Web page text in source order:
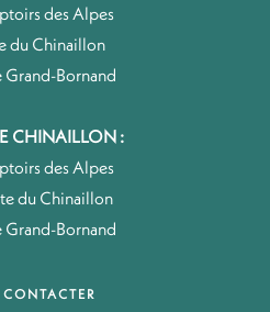
des Alpes
du Chinaillon
Bornand
CHINAILLON :
des Alpes
du Chinaillon
Bornand